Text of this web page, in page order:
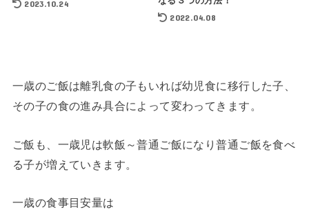
2023.10.24
2022.04.08
一歳のご飯は離乳食の子もいれば幼児食に移行した子、
その子の食の進み具合によって変わってきます。
ご飯も、一歳児は軟飯～普通ご飯になり普通ご飯を食べ
る子が増えていきます。
一歳の食事目安量は